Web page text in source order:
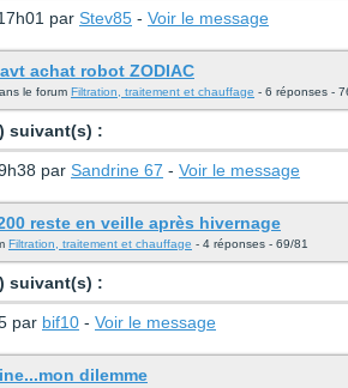
par Stev85 - Voir le message
achat robot ZODIAC
le forum Filtration, traitement et chauffage - 6 réponses -
suivant(s) :
par Sandrine 67 - Voir le message
reste en veille après hivernage
Filtration, traitement et chauffage - 4 réponses - 69/81
suivant(s) :
par bif10 - Voir le message
dilemme